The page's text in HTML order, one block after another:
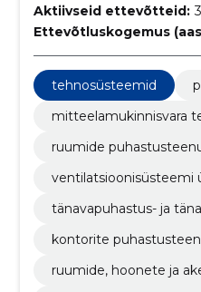
Aktiivseid ettevõtteid: 3
Ettevõtluskogemus
tehnosüsteemid
mitteelamukinnisvara
ruumide
ventilatsioonisüsteemi
tänavapuhastus- ja
kontorite
ruumide, hoonete ja